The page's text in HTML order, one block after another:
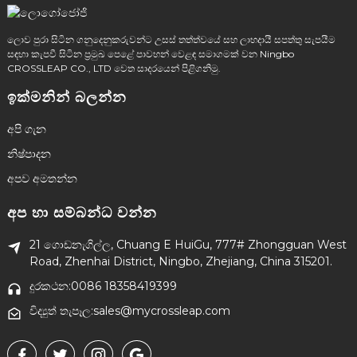
ලොව පුරා සිටින ගනුදෙනුකරුවන්ට උසස් තත්ත්වයේ සහ ලාභදායී සපත්තු සැපයීම
සඳහා කැපවී සිටින ප්‍රමුඛ පෙළේ පාවහන් වෙළඳ සමාගමක් වන Ningbo
CROSSLEAP CO., LTD වෙත සාදරයෙන් පිළිගනිමු.
ඉක්මනින් බලන්න
අපි ගැන
නිෂ්පාදන
අපව අමතන්න
අප හා සම්බන්ධ වන්න
21 ගොඩනැගිල්ල, Chuang E HuiGu, 777# Zhongguan West
Road, Zhenhai District, Ningbo, Zhejiang, China 315201.
දුරකථන:0086 18358419399
විද්‍යුත් තැපෑල:sales@mycrossleap.com